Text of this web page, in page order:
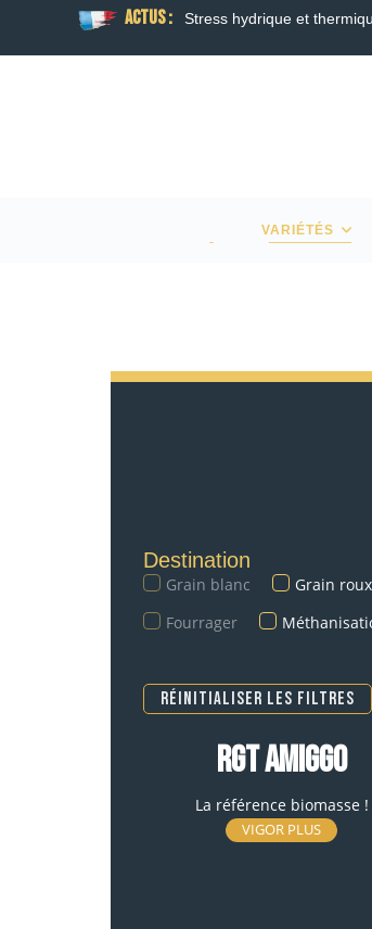
ACTUS :
la floraison Guide Semis
VARIÉTÉS
Destination
Grain blanc Grain roux
Fourrager
Réinitialiser les filtres
RGT AMIGGO
La référence biomasse !
VIGOR PLUS